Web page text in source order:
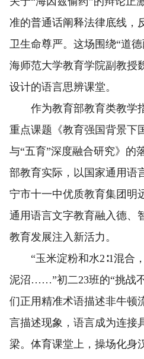
准的普通话阐释法律底线，
卫生命尊严。这场围绕“道
海师范大学教育学院副教授
设计的语言思辨课堂。
作为教育部教育类教学
重点课题《教育强国背景下
与“五育”深度融合研究》的
部教育实际，以国家通用语
宁市十一中优质教育集团明
通用语言文字教育融入德、
教育发展注入新活力。
“玉米淀粉和水2∶1混合
泥沼……”初二23班的“挑战
们正用精准术语描述非牛顿
言描述现象，语言成为连接
梁。体育课堂上，操场化身